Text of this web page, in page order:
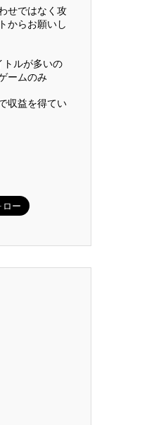
せではなく攻
からお願いし
トルが多いの
ームのみ
収益を得てい